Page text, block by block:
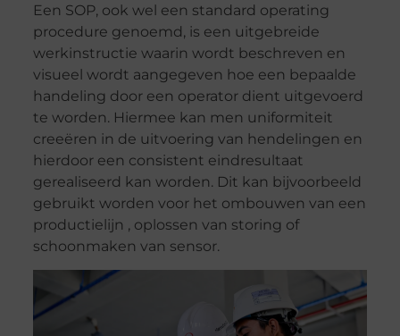
Een SOP, ook wel een standard operating
procedure genoemd, is een uitgebreide
werkinstructie waarin wordt beschreven en
visueel wordt aangegeven hoe een bepaalde
handeling door een operator dient uitgevoerd
te worden. Hiermee kan men uniformiteit
creeëren in de uitvoering van hendelingen en
hierdoor een consistent eindresultaat
gerealiseerd kan worden. Dit kan bijvoorbeeld
gebruikt worden voor het ombouwen van een
productielijn , oplossen van storing of
schoonmaken van sensor.